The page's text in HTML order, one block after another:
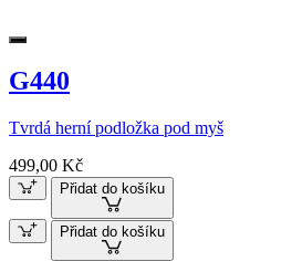
G440
Tvrdá herní podložka pod myš
499,00 Kč
Přidat do košíku
Přidat do košíku